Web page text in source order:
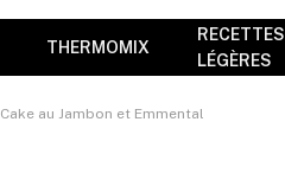
THERMOMIX
RECETTES
LÉGÈRES
Cake au Jambon et Emmental